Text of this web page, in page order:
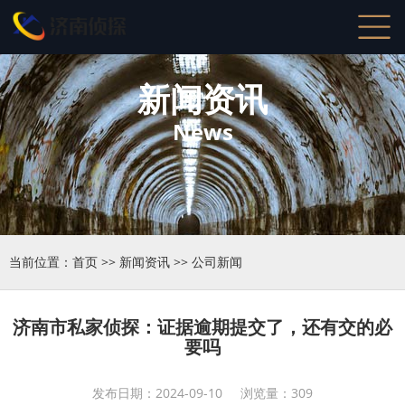
新闻资讯
News
当前位置： 首页 >> 新闻资讯 >> 公司新闻
济南市私家侦探：证据逾期提交了，还有交的必
要吗
发布日期：2024-09-10 浏览量：309